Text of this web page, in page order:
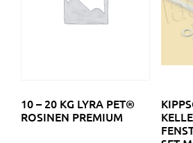
10 – 20 KG LYRA PET®
ROSINEN PREMIUM